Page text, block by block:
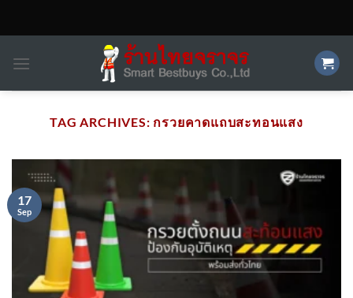
TAG ARCHIVES: กรวยคาดแถบสะทอนแสง
17
Sep